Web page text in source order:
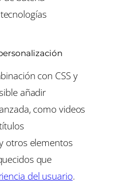
con CSS y
añadir
como videos
otros elementos
que
del usuario.